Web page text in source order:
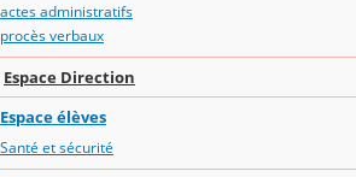
actes administratifs
procès verbaux
Espace Direction
Espace élèves
Santé et sécurité